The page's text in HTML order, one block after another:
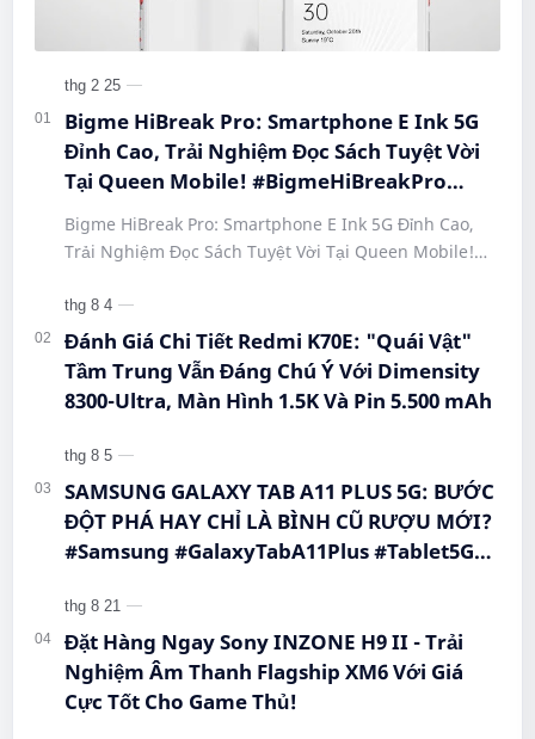
Bigme HiBreak Pro: Smartphone E Ink 5G
Đỉnh Cao, Trải Nghiệm Đọc Sách Tuyệt Vời
Tại Queen Mobile! #BigmeHiBreakPro
#SmartphoneEInk #QueenMobile
#HiBreakPro5G #DienThoaiDocSach
#CongNgheMoi #MuaSamThongMinh
#EInkPhone #5GSmartphone
Bigme HiBreak Pro: Smartphone E Ink 5G Đỉnh Cao,
Trải Nghiệm Đọc Sách Tuyệt Vời Tại Queen Mobile!
#Hi…
Đánh Giá Chi Tiết Redmi K70E: "Quái Vật"
Tầm Trung Vẫn Đáng Chú Ý Với Dimensity
8300-Ultra, Màn Hình 1.5K Và Pin 5.500 mAh
SAMSUNG GALAXY TAB A11 PLUS 5G: BƯỚC
ĐỘT PHÁ HAY CHỈ LÀ BÌNH CŨ RƯỢU MỚI?
#Samsung #GalaxyTabA11Plus #Tablet5G
Đặt Hàng Ngay Sony INZONE H9 II - Trải
Nghiệm Âm Thanh Flagship XM6 Với Giá
Cực Tốt Cho Game Thủ!